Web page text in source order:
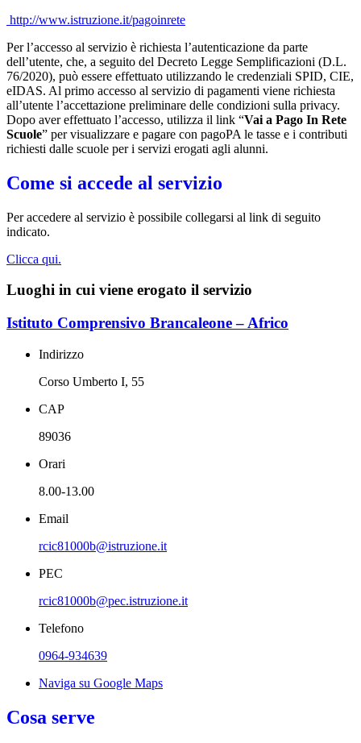
http://www.istruzione.it/pagoinrete
Per l’accesso al servizio è richiesta l’autenticazione da parte
dell’utente, che, a seguito del Decreto Legge Semplificazioni (D.L.
76/2020), può essere effettuato utilizzando le credenziali SPID, CIE,
eIDAS. Al primo accesso al servizio di pagamenti viene richiesta
all’utente l’accettazione preliminare delle condizioni sulla privacy.
Dopo aver effettuato l’accesso, utilizza il link “Vai a Pago In Rete
Scuole” per visualizzare e pagare con pagoPA le tasse e i contributi
richiesti dalle scuole per i servizi erogati agli alunni.
Come si accede al servizio
Per accedere al servizio è possibile collegarsi al link di seguito
indicato.
Clicca qui.
Luoghi in cui viene erogato il servizio
Istituto Comprensivo Brancaleone – Africo
Indirizzo
Corso Umberto I, 55
CAP
89036
Orari
8.00-13.00
Email
rcic81000b@istruzione.it
PEC
rcic81000b@pec.istruzione.it
Telefono
0964-934639
Naviga su Google Maps
Cosa serve